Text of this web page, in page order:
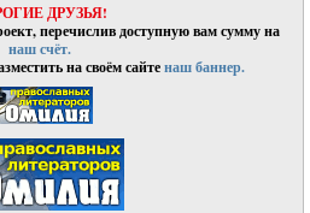
ДРУЗЬЯ!
перечислив доступную вам сумму на
наш счёт.
на своём сайтенаш баннер.